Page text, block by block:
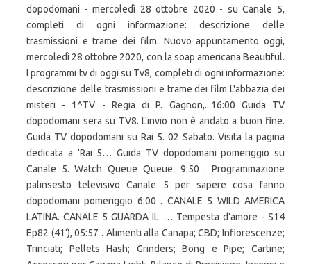
dopodomani - mercoledì 28 ottobre 2020 - su Canale 5,
completi di ogni informazione: descrizione delle
trasmissioni e trame dei film. Nuovo appuntamento oggi,
mercoledì 28 ottobre 2020, con la soap americana Beautiful.
I programmi tv di oggi su Tv8, completi di ogni informazione:
descrizione delle trasmissioni e trame dei film L'abbazia dei
misteri - 1^TV - Regia di P. Gagnon,...16:00 Guida TV
dopodomani sera su TV8. L'invio non è andato a buon fine.
Guida TV dopodomani su Rai 5. 02 Sabato. Visita la pagina
dedicata a 'Rai 5… Guida TV dopodomani pomeriggio su
Canale 5. Watch Queue Queue. 9:50 . Programmazione
palinsesto televisivo Canale 5 per sapere cosa fanno
dopodomani pomeriggio 6:00 . CANALE 5 WILD AMERICA
LATINA. CANALE 5 GUARDA IL … Tempesta d'amore - S14
Ep82 (41'), 05:57 . Alimenti alla Canapa; CBD; Infiorescenze;
Trinciati; Pellets Hash; Grinders; Bong e Pipe; Cartine;